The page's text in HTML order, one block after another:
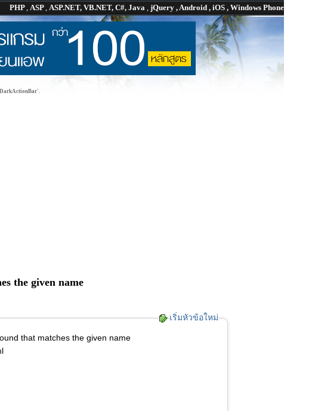
PHP, ASP, ASP.NET, VB.NET, C#, Java , jQuery , Android , iOS , Windows Phone
the given name
เริ่มหัวข้อใหม่
that matches the given name